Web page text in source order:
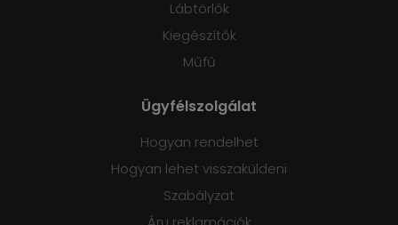
Lábtörlők
Kiegészítők
Műfű
Ügyfélszolgálat
Hogyan rendelhet
Hogyan lehet visszaküldeni
Szabályzat